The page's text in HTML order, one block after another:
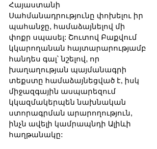
Հայաստանի
Սահմանադրությունը փոխելու իր
պահանջը, համաձայնելով մի
փոքր սպասել: Շուտով Բաքվում
կկարողանան հայտարարությամբ
հանդես գալ՝ նշելով, որ
խաղաղության պայմանագրի
տեքստը համաձայնեցված է, իսկ
միջազգային ասպարեզում
կկազմակերպեն նախնական
ստորագրման արարողություն,
ինչն ավելի կամրապնդի Ալիևի
հաղթանակը: